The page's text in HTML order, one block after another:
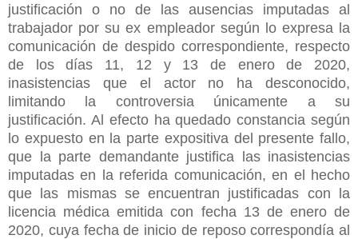
justificación o no de las ausencias imputadas al
trabajador por su ex empleador según lo expresa la
comunicación de despido correspondiente, respecto
de los días 11, 12 y 13 de enero de 2020,
inasistencias que el actor no ha desconocido,
limitando la controversia únicamente a su
justificación. Al efecto ha quedado constancia según
lo expuesto en la parte expositiva del presente fallo,
que la parte demandante justifica las inasistencias
imputadas en la referida comunicación, en el hecho
que las mismas se encuentran justificadas con la
licencia médica emitida con fecha 13 de enero de
2020, cuya fecha de inicio de reposo correspondía al